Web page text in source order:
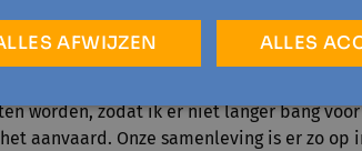
stukje van Chantal Acda, een zangeres
konden gaan - live zag.
worden, zodat ik er niet langer bang
aanvaard. Onze samenleving is er zo op
ALLES
AFWIJZEN